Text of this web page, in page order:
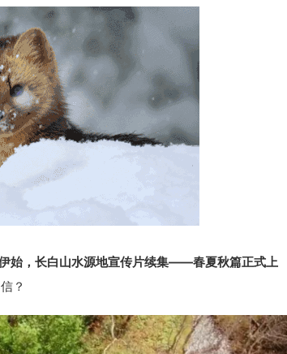
始，长白山水源地宣传片续集——春夏秋篇正式上
？